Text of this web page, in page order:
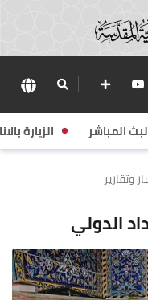
المباشر الزيارة
وتقارير
الدولي